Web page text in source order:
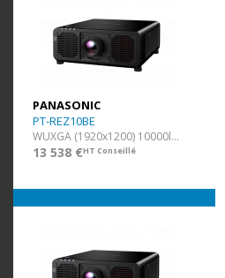
PANASONIC
PT-REZ10BE
WUXGA (1920x1200) 10000lm Noir
13 538 €HT Conseillé